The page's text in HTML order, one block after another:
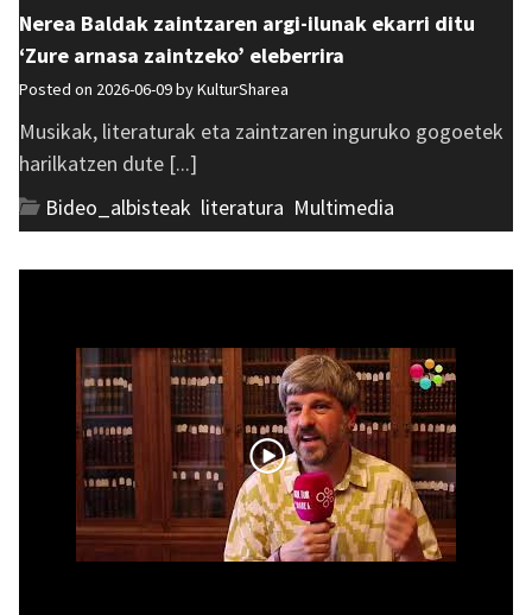
Nerea Baldak zaintzaren argi-ilunak ekarri ditu
‘Zure arnasa zaintzeko’ eleberrira
Posted on 2026-06-09 byKulturSharea
Musikak, literaturak eta zaintzaren inguruko gogoetek
harilkatzen dute [...]
Bideo_albisteak literatura Multimedia